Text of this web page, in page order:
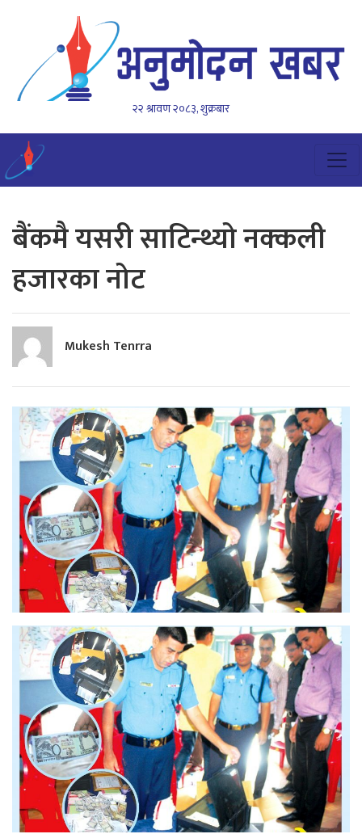
२२ श्रावण २०८३, शुक्रबार
बैंकमै यसरी साटिन्थ्यो नक्कली
हजारका नोट
Mukesh Tenrra